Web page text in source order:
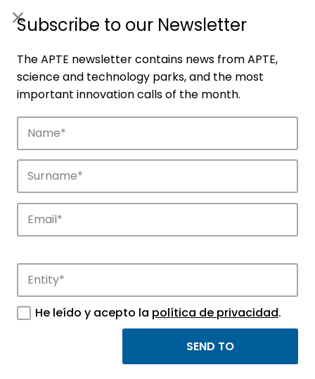
Companies
Discover the companies that drive
Activos Estratégicos
Patrimoniales
Subscribe to our Newsletter
The APTE newsletter contains news from APTE,
science and technology parks, and the most
important innovation calls of the month.
He leído y acepto la política de privacidad.